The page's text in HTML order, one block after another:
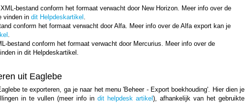
bestand conform het formaat verwacht door New Horizon. Meer info over de
vinden in dit Helpdeskartikel .
conform het formaat verwacht door Alfa. Meer info over de Alfa export kan je
.
bestand conform het formaat verwacht door Mercurius. Meer info over de
in dit Helpdeskartikel .
uit Eaglebe
te exporteren, ga je naar het menu 'Beheer - Export boekhouding'. Hier dien je
in te vullen (meer info indit helpdesk artikel), afhankelijk van het gebruikte